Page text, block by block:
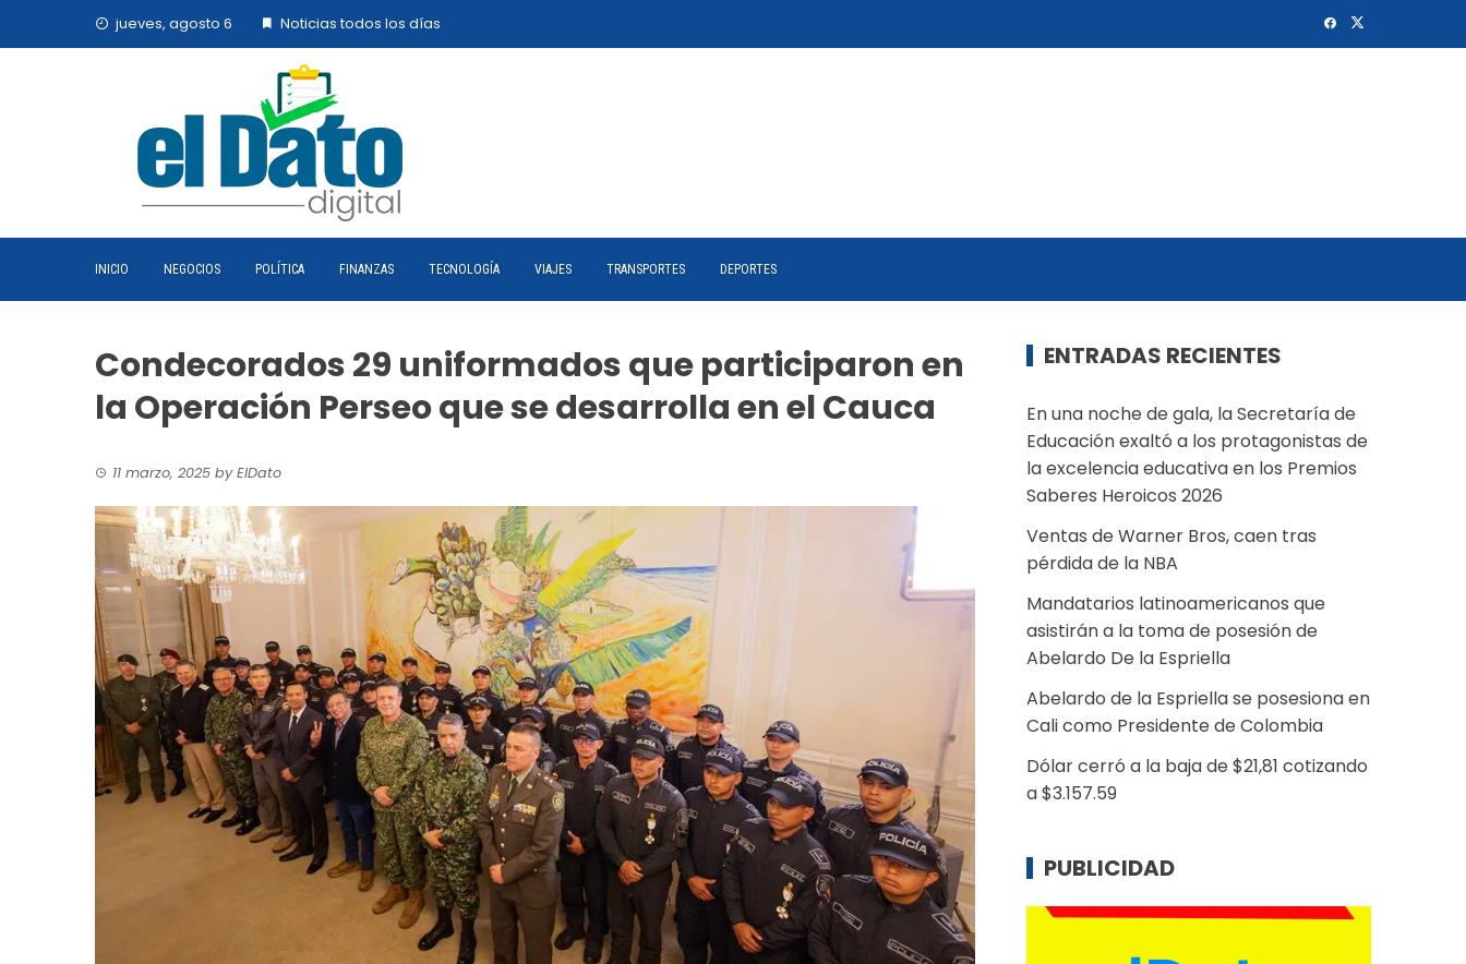
jueves, agosto 6 Noticias todos los días
INICIO NEGOCIOS POLÍTICA FINANZAS TECNOLOGÍA VIAJES TRANSPORTES DEPORTES
Condecorados 29 uniformados que participaron en
la Operación Perseo que se desarrolla en el Cauca
11 marzo, 2025 byElDato
ENTRADAS RECIENTES
En una noche de gala, la Secretaría de
Educación exaltó a los protagonistas de
la excelencia educativa en los Premios
Saberes Heroicos 2026
Ventas de Warner Bros, caen tras
pérdida de la NBA
Mandatarios latinoamericanos que
asistirán a la toma de posesión de
Abelardo De la Espriella
Abelardo de la Espriella se posesiona en
Cali como Presidente de Colombia
Dólar cerró a la baja de $21,81 cotizando
a $3.157.59
PUBLICIDAD